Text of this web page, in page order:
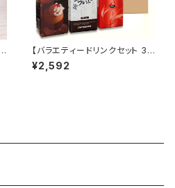
【バラエティードリンクセット 3
種3本 アイスコーヒー ストレー
トティー ストレートココア（無
¥2,592